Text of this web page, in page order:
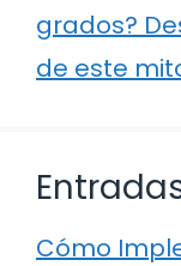
grados?
de este
Cómo